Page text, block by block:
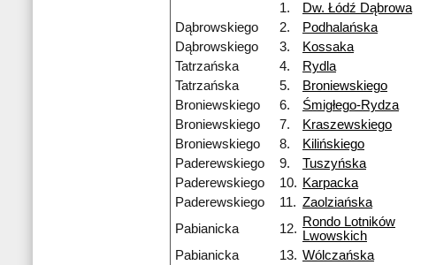
1.
Dw. Łódź Dąbrowa
Dąbrowskiego
2. Podhalańska
Dąbrowskiego
3. Kossaka
Tatrzańska
4. Rydla
Tatrzańska
5. Broniewskiego
Broniewskiego
6. Śmigłego-Rydza
Broniewskiego
7. Kraszewskiego
Broniewskiego
8. Kilińskiego
Paderewskiego
9. Tuszyńska
Paderewskiego
10. Karpacka
Paderewskiego
11. Zaolziańska
Pabianicka
12. Rondo Lotników
Lwowskich
Pabianicka 13. Wólczańska